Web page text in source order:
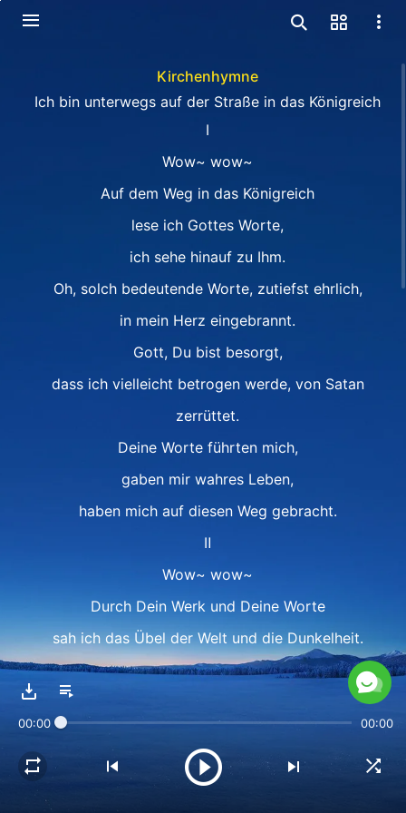
Kirchenhymne
Ich bin unterwegs auf der Straße in das Königreich
Ⅰ
Wow~ wow~
Auf dem Weg in das Königreich
lese ich Gottes Worte,
ich sehe hinauf zu Ihm.
Oh, solch bedeutende Worte, zutiefst ehrlich,
in mein Herz eingebrannt.
Gott, Du bist besorgt,
dass ich vielleicht betrogen werde, von Satan
zerrüttet.
Deine Worte führten mich,
gaben mir wahres Leben,
haben mich auf diesen Weg gebracht.
Ⅱ
Wow~ wow~
Durch Dein Werk und Deine Worte
sah ich das Übel der Welt und die Dunkelheit.
Wie verderbt ich war,
von solch bösen Versuchungen zerschmettert.
kein Hoffnungsschimmer,
00:00 00:00